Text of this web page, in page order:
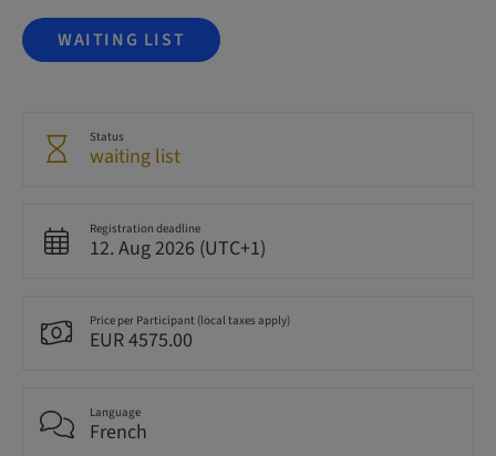
WAITING LIST
Status
waiting list
Registration deadline
12. Aug 2026 (UTC+1)
Price per Participant (local taxes apply)
EUR 4575.00
Language
French